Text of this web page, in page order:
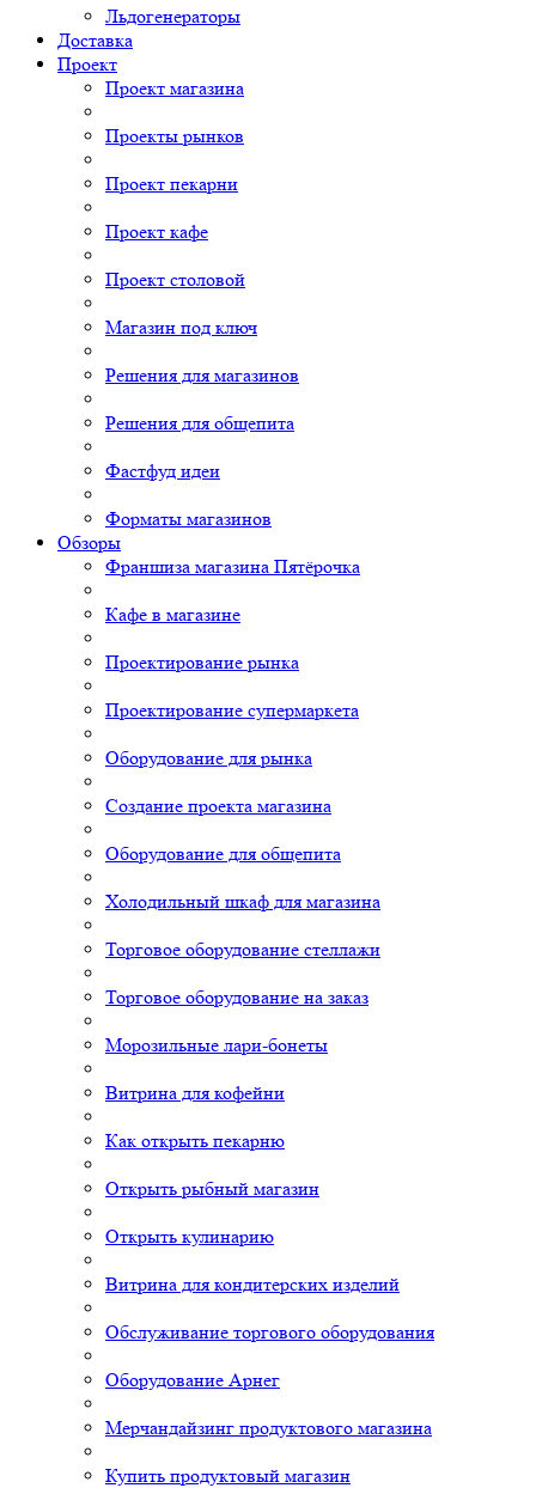
Льдогенераторы
Доставка
Проект
Проект магазина
Проекты рынков
Проект пекарни
Проект кафе
Проект столовой
Магазин под ключ
Решения для магазинов
Решения для общепита
Фастфуд идеи
Форматы магазинов
Обзоры
Франшиза магазина Пятёрочка
Кафе в магазине
Проектирование рынка
Проектирование супермаркета
Оборудование для рынка
Создание проекта магазина
Оборудование для общепита
Холодильный шкаф для магазина
Торговое оборудование стеллажи
Торговое оборудование на заказ
Морозильные лари-бонеты
Витрина для кофейни
Как открыть пекарню
Открыть рыбный магазин
Открыть кулинарию
Витрина для кондитерских изделий
Обслуживание торгового оборудования
Оборудование Арнег
Мерчандайзинг продуктового магазина
Купить продуктовый магазин